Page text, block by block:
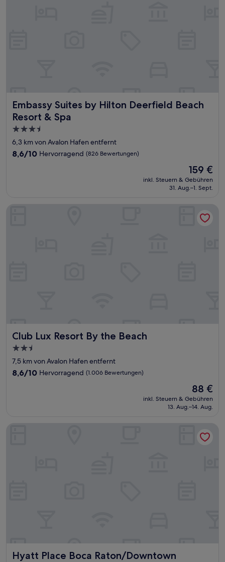
Embassy Suites by Hilton Deerfield Beach
Resort & Spa
Embassy Suites by Hilton Deerfield Beach Resort & Spa
3.5-
Sterne-
Unterkunft
6,3 km von Avalon Hafen entfernt
8.6
8,6/10 Hervorragend (826 Bewertungen)
Der
Preis
beträgt
159 €
inkl. Steuern & Gebühren
31. Aug.–1. Sept.
Club Lux Resort By the Beach
Club Lux Resort By the Beach
2.5-
Sterne-
Unterkunft
7,5 km von Avalon Hafen entfernt
8.6
8,6/10 Hervorragend (1.006 Bewertungen)
Der
Preis
beträgt
88 €
inkl. Steuern & Gebühren
13. Aug.–14. Aug.
Club Lux Resort By the Beach
Hyatt Place Boca Raton/Downtown
Hyatt Place Boca Raton/Downtown